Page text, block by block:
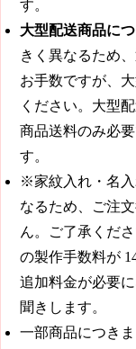
す。
大型配送商品に
きく異なるため
お手数ですが、
ください。大型
商品送料のみ必
す。
※家紋入れ・名入
なるため、ご注
ん。ご了承くだ
の製作手数料が
追加料金が必要
聞きします。
一部商品につき